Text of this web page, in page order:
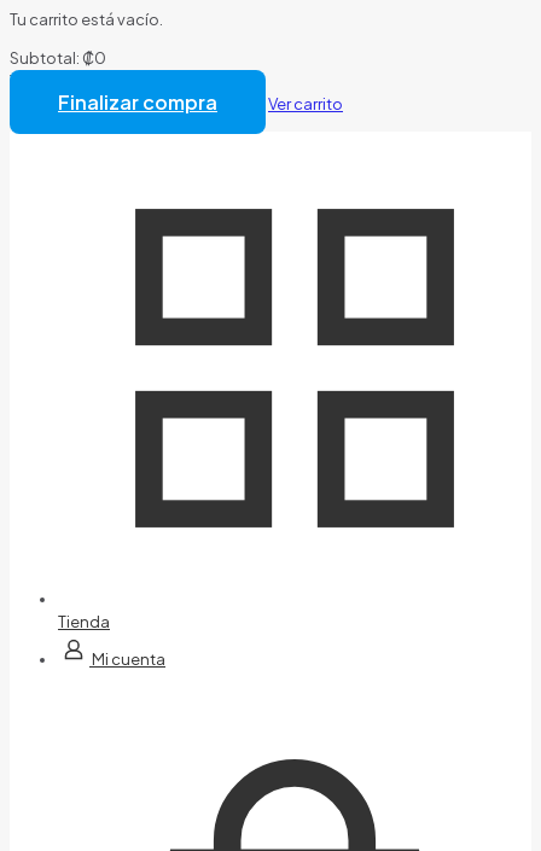
Tu carrito está vacío.
Subtotal: ₡0
Total:
Finalizar compra Ver carrito
Tienda
Mi cuenta